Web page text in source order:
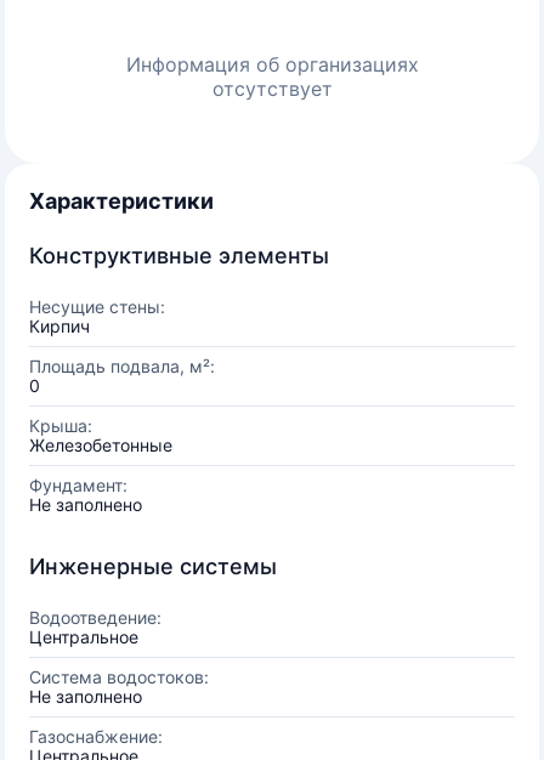
Информация об организациях
отсутствует
Характеристики
Конструктивные элементы
Несущие стены:
Кирпич
Площадь подвала, м²:
0
Крыша:
Железобетонные
Фундамент:
Не заполнено
Инженерные системы
Водоотведение:
Центральное
Система водостоков:
Не заполнено
Газоснабжение:
Центральное